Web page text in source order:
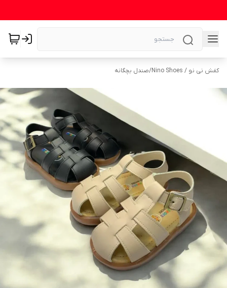
کفش نی نو / Nino Shoes /صندل بچگانه